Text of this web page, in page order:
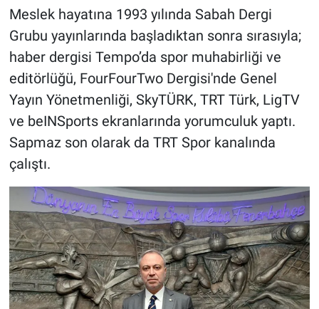
Meslek hayatına 1993 yılında Sabah Dergi
Grubu yayınlarında başladıktan sonra sırasıyla;
haber dergisi Tempo’da spor muhabirliği ve
editörlüğü, FourFourTwo Dergisi'nde Genel
Yayın Yönetmenliği, SkyTÜRK, TRT Türk, LigTV
ve beINSports ekranlarında yorumculuk yaptı.
Sapmaz son olarak da TRT Spor kanalında
çalıştı.
Popüler
Programlar
Sağlık
Spor
Teknoloji
Türkiye'nin Geleceği
Türkiye'nin Gündemi
Yerel Gündem
Yerel Yaşam